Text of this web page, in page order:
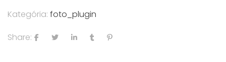
Kategória: foto_plugin
Share: